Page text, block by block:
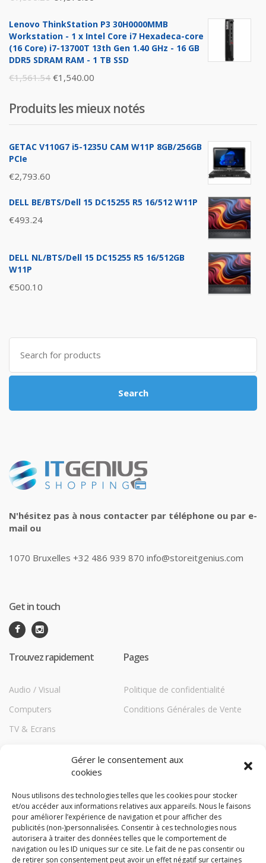
Gérer le consentement aux
cookies
Nous utilisons des technologies telles que les cookies pour stocker
et/ou accéder aux informations relatives aux appareils. Nous le faisons
pour améliorer l’expérience de navigation et pour afficher des
publicités (non-)personnalisées. Consentir à ces technologies nous
autorisera à traiter des données telles que le comportement de
navigation ou les ID uniques sur ce site. Le fait de ne pas consentir ou
de retirer son consentement peut avoir un effet négatif sur certaines
was:
€1,896.26.
is:
€1,876.00.
Lenovo ThinkStation P3 30H0000MMB
Workstation - 1 x Intel Core i7 Hexadeca-core
(16 Core) i7-13700T 13th Gen 1.40 GHz - 16 GB
DDR5 SDRAM RAM - 1 TB SSD
€1,561.54 Original
was:
€1,561.54.
€1,540.00
is:
€1,540.00.
Produits les mieux notés
GETAC V110G7 i5-1235U CAM W11P 8GB/256GB
PCIe
€2,793.60
DELL BE/BTS/Dell 15 DC15255 R5 16/512 W11P
€493.24
DELL NL/BTS/Dell 15 DC15255 R5 16/512GB
W11P
€500.10
Search
for:
Search
N'hésitez pas à nous contacter par téléphone ou par e-
mail ou
1070 Bruxelles +32 486 939 870 info@storeitgenius.com
Get in touch
Trouvez rapidement
Audio / Visual
Computers
TV & Ecrans
Storage
TechBlog
Compare
Pages
Politique de confidentialité
Conditions Générales de Vente